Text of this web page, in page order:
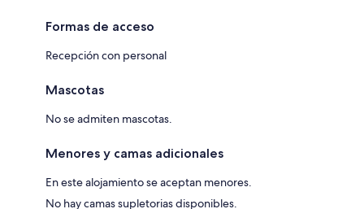
Formas de acceso
Recepción con personal
Mascotas
No se admiten mascotas.
Menores y camas adicionales
En este alojamiento se aceptan menores.
No hay camas supletorias disponibles.